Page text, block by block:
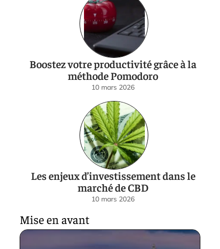
Boostez votre productivité grâce à la
méthode Pomodoro
10 mars 2026
Les enjeux d’investissement dans le
marché de CBD
10 mars 2026
Mise en avant